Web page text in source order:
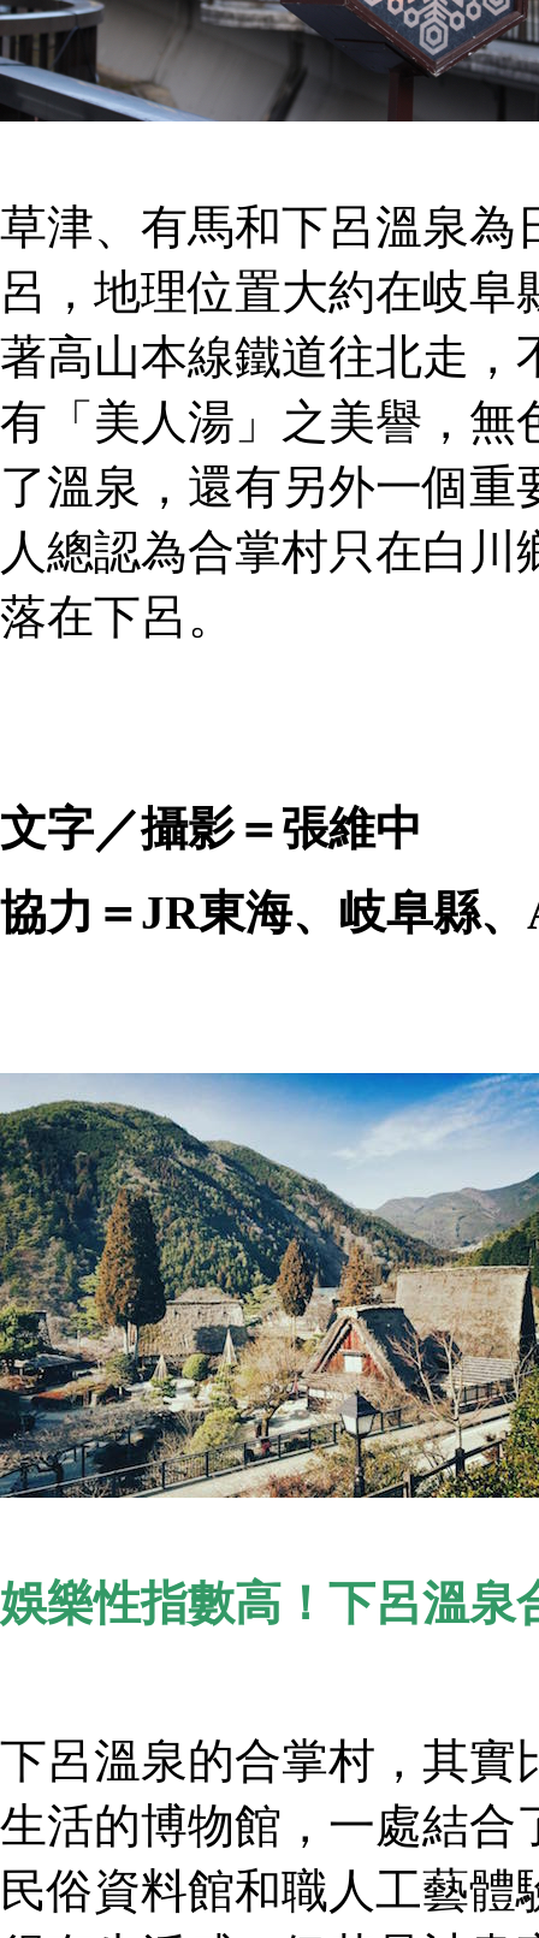
草津、有馬和下呂溫泉為
呂，地理位置大約在岐
著高山本線鐵道往北走，
有「美人湯」之美譽，無
了溫泉，還有另外一個
人總認為合掌村只在白
落在下呂。
文字／攝影＝張維中
協力＝JR東海、岐阜縣
娛樂性指數高！下呂溫泉
下呂溫泉的合掌村，其實
生活的博物館，一處結合
民俗資料館和職人工藝